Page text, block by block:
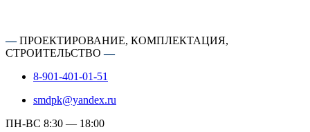
—ПРОЕКТИРОВАНИЕ, КОМПЛЕКТАЦИЯ,
СТРОИТЕЛЬСТВО—
8-901-401-01-51
smdpk@yandex.ru
ПН-ВС 8:30 — 18:00